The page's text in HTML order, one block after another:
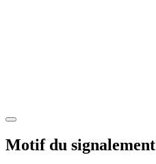
Motif du signalement